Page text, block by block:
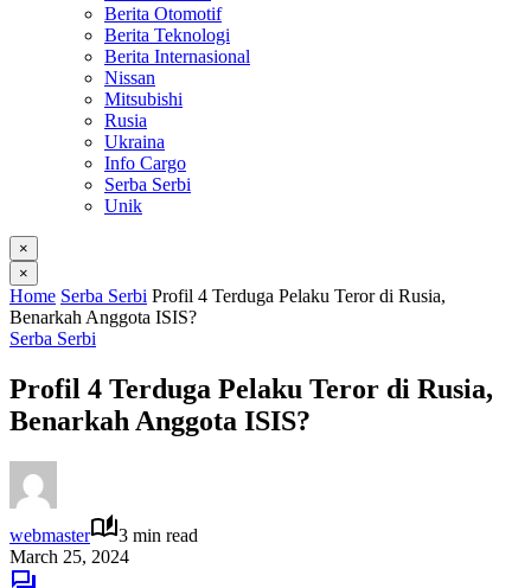
Berita Otomotif
Berita Teknologi
Berita Internasional
Nissan
Mitsubishi
Rusia
Ukraina
Info Cargo
Serba Serbi
Unik
×
×
Home Serba Serbi Profil 4 Terduga Pelaku Teror di Rusia,
Benarkah Anggota ISIS?
Serba Serbi
Profil 4 Terduga Pelaku Teror di Rusia,
Benarkah Anggota ISIS?
webmaster
3 min read
March 25, 2024